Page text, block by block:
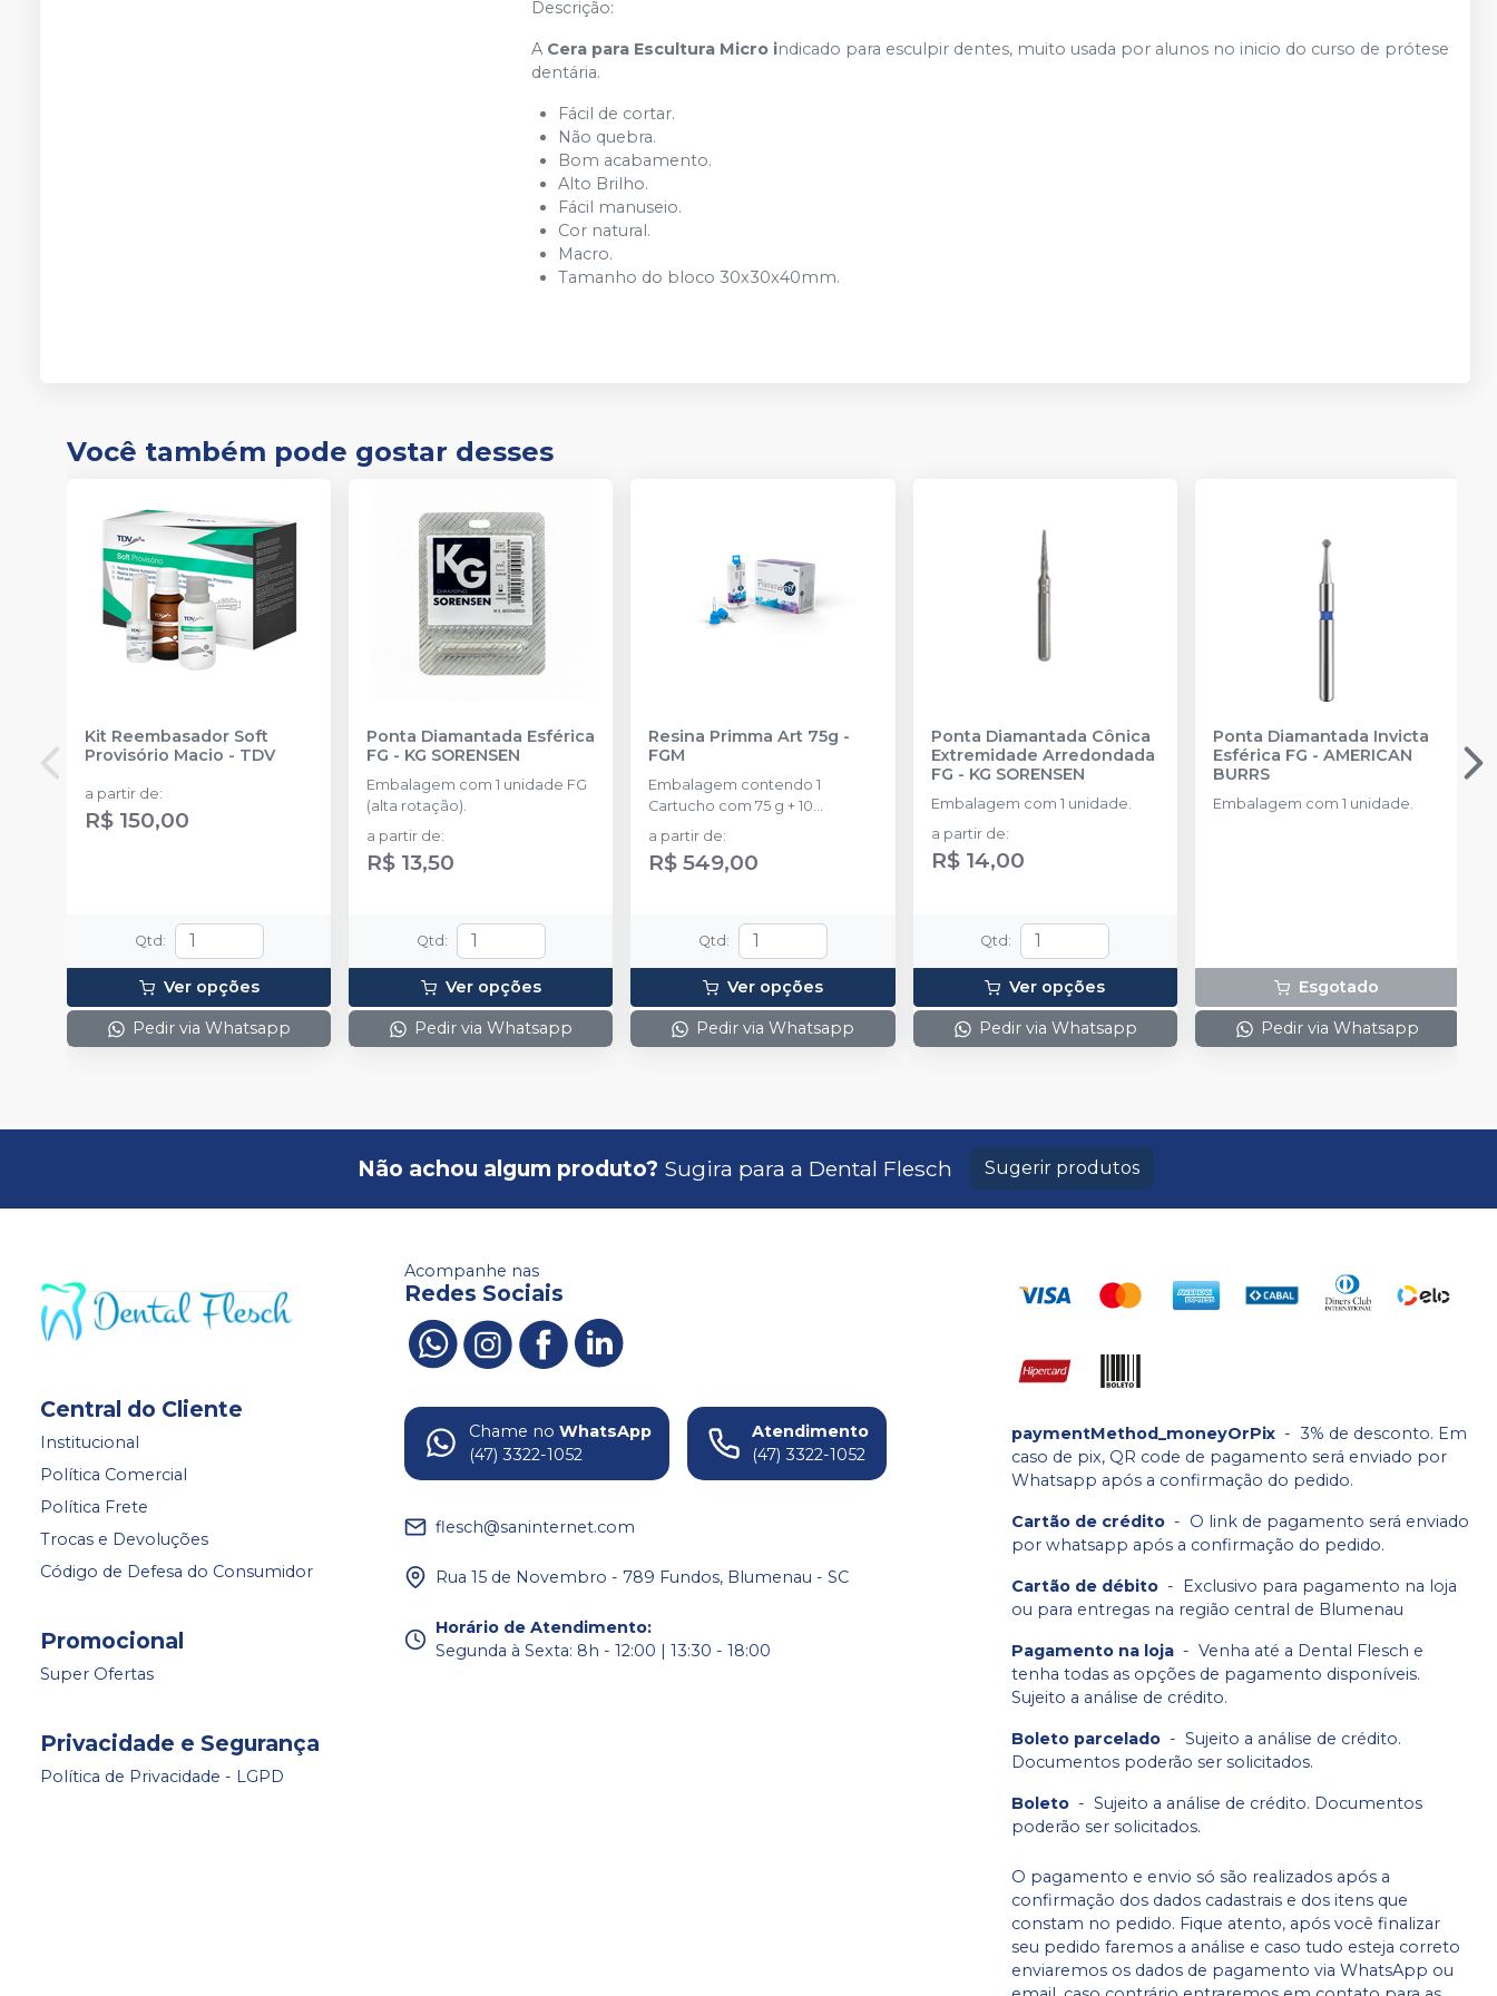
Descrição:
A Cera para Escultura Micro indicado para esculpir dentes, muito usada por alunos no inicio do curso de prótese
dentária.
Fácil de cortar.
Não quebra.
Bom acabamento.
Alto Brilho.
Fácil manuseio.
Cor natural.
Macro.
Tamanho do bloco 30x30x40mm.
Você também pode gostar desses
Kit Reembasador Soft
Provisório Macio - TDV
a partir de:
R$ 150,00
Qtd :
Ver opções
Pedir via Whatsapp
Ponta Diamantada Esférica
FG - KG SORENSEN
Embalagem com 1 unidade FG
(alta rotação).
a partir de:
R$ 13,50
Qtd :
Ver opções
Pedir via Whatsapp
Resina Primma Art 75g -
FGM
Embalagem contendo 1
Cartucho com 75 g + 10
ponteiras de automistura
a partir de:
R$ 549,00
Qtd :
Ver opções
Pedir via Whatsapp
Ponta Diamantada Cônica
Extremidade Arredondada
FG - KG SORENSEN
Embalagem com 1 unidade.
a partir de:
R$ 14,00
Qtd :
Ver opções
Pedir via Whatsapp
Ponta Diamantada Invicta
Esférica FG - AMERICAN
BURRS
Embalagem com 1 unidade.
Esgotado
Pedir via Whatsapp
Não achou algum produto? Sugira para a Dental Flesch Sugerir produtos
Central do Cliente
Institucional
Política Comercial
Política Frete
Trocas e Devoluções
Código de Defesa do Consumidor
Promocional
Super Ofertas
Privacidade e Segurança
Política de Privacidade - LGPD
Acompanhe nas
Redes Sociais
Chame no WhatsApp
(47) 3322-1052
Atendimento
(47) 3322-1052
flesch@saninternet.com
Rua 15 de Novembro - 789 Fundos, Blumenau - SC
Horário de Atendimento:
Segunda à Sexta: 8h - 12:00 | 13:30 - 18:00
paymentMethod_moneyOrPix - 3% de desconto. Em
caso de pix, QR code de pagamento será enviado por
Whatsapp após a confirmação do pedido.
Cartão de crédito - O link de pagamento será enviado
por whatsapp após a confirmação do pedido.
Cartão de débito - Exclusivo para pagamento na loja
ou para entregas na região central de Blumenau
Pagamento na loja - Venha até a Dental Flesch e
tenha todas as opções de pagamento disponíveis.
Sujeito a análise de crédito.
Boleto parcelado - Sujeito a análise de crédito.
Documentos poderão ser solicitados.
Boleto - Sujeito a análise de crédito. Documentos
poderão ser solicitados.
O pagamento e envio só são realizados após a
confirmação dos dados cadastrais e dos itens que
constam no pedido. Fique atento, após você finalizar
seu pedido faremos a análise e caso tudo esteja correto
enviaremos os dados de pagamento via WhatsApp ou